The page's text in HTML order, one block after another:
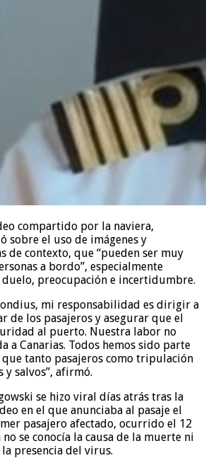
compartido por la naviera,
sobre el uso de imágenes y
de contexto, que “pueden ser muy
a bordo”, especialmente
preocupación e incertidumbre.
mi responsabilidad es dirigir a
de los pasajeros y asegurar que el
al puerto. Nuestra labor no
a Canarias. Todos hemos sido parte
que tanto pasajeros como tripulación
y salvos”, afirmó.
se hizo viral días atrás tras la
en el que anunciaba al pasaje el
pasajero afectado, ocurrido el 12
se conocía la causa de la muerte ni
presencia del virus.